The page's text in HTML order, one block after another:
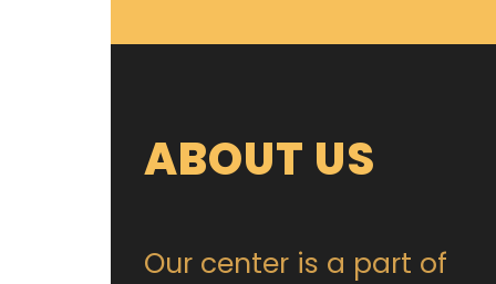
ABOUT US
Our center is a part of